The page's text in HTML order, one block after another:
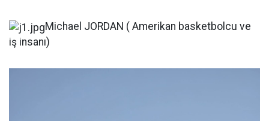
Michael JORDAN ( Amerikan basketbolcu ve
iş insanı)